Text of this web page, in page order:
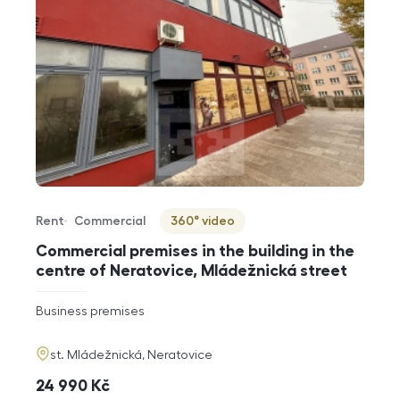
Commercial premises in the building in the
centre of Neratovice, Mládežnická street
Offer type
Rent
Property type
Commercial
Virtuální prohlídka
360° video
rozměry
disposition
Business premises
adresa
st. Mládežnická, Neratovice
cena
24 990 Kč